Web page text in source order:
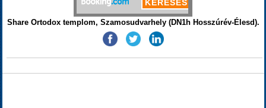
Share Ortodox templom, Szamosudvarhely (DN1h Hosszúrév-Élesd).